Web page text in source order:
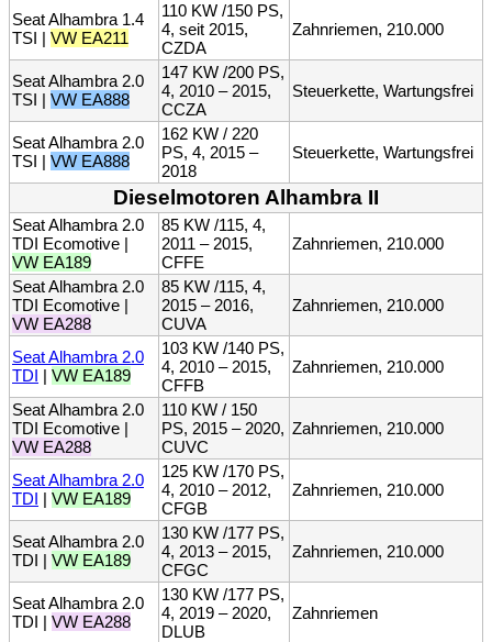
Seat Alhambra 1.4
TSI | VW EA211
110 KW /150 PS,
4, seit 2015,
CZDA
Zahnriemen, 210.000
Seat Alhambra 2.0
TSI | VW EA888
147 KW /200 PS,
4, 2010 – 2015,
CCZA
Steuerkette, Wartungsfrei
Seat Alhambra 2.0
TSI | VW EA888
162 KW / 220
PS, 4, 2015 –
2018
Steuerkette, Wartungsfrei
Dieselmotoren Alhambra II
Seat Alhambra 2.0
TDI Ecomotive |
VW EA189
85 KW /115, 4,
2011 – 2015,
CFFE
Zahnriemen, 210.000
Seat Alhambra 2.0
TDI Ecomotive |
VW EA288
85 KW /115, 4,
2015 – 2016,
CUVA
Zahnriemen, 210.000
Seat Alhambra 2.0
TDI | VW EA189
103 KW /140 PS,
4, 2010 – 2015,
CFFB
Zahnriemen, 210.000
Seat Alhambra 2.0
TDI Ecomotive |
VW EA288
110 KW / 150
PS, 2015 – 2020,
CUVC
Zahnriemen, 210.000
Seat Alhambra 2.0
TDI | VW EA189
125 KW /170 PS,
4, 2010 – 2012,
CFGB
Zahnriemen, 210.000
Seat Alhambra 2.0
TDI | VW EA189
130 KW /177 PS,
4, 2013 – 2015,
CFGC
Zahnriemen, 210.000
Seat Alhambra 2.0
TDI | VW EA288
130 KW /177 PS,
4, 2019 – 2020,
DLUB
Zahnriemen